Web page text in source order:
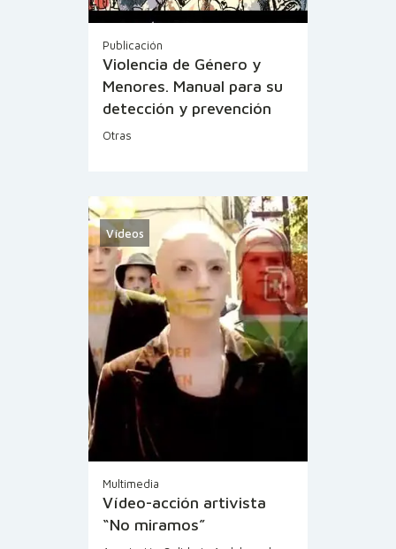
Publicación
Violencia de Género y
Menores. Manual para su
detección y prevención
Otras
Vídeos
Multimedia
Vídeo-acción artivista
“No miramos”